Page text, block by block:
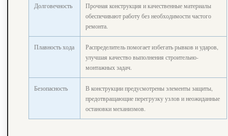
Долговечность
Прочная конструкция и качественные материалы
обеспечивают работу без необходимости частого
ремонта.
Плавность хода
Распределитель помогает избегать рывков и ударов,
улучшая качество выполнения строительно-
монтажных задач.
Безопасность
В конструкции предусмотрены элементы защиты,
предотвращающие перегрузку узлов и неожиданные
остановки механизмов.